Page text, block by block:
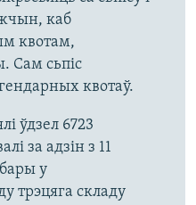
каб
квотам,
Сам сьпіс
квотаў.
ўдзел 6723
за адзін з 11
у
трэцяга складу